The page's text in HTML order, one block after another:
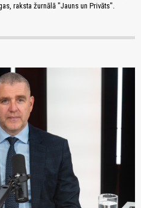
raksta žurnālā "Jauns un Privāts".